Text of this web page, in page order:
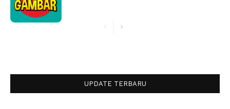
UPDATE TERBARU